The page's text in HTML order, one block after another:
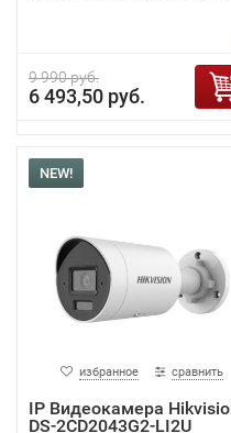
9 990 руб.
6 493,50 руб.
NEW!
избранное сравнить
IP Видеокамера
DS-2CD2043G2-LI2U